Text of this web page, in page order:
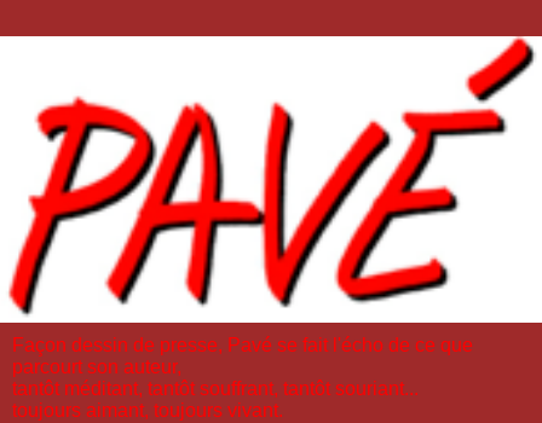
Façon dessin de presse, Pavé se fait l'écho de ce que
parcourt son auteur,
tantôt méditant, tantôt souffrant, tantôt souriant...
toujours aimant, toujours vivant.